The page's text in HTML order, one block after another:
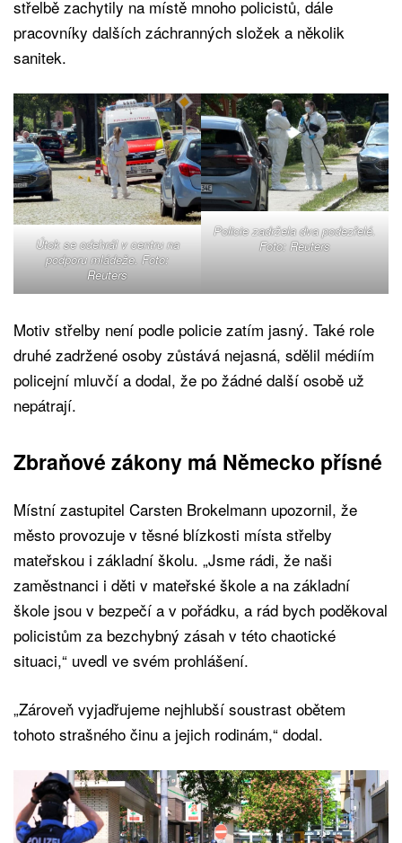
střelbě zachytily na místě mnoho policistů, dále
pracovníky dalších záchranných složek a několik
sanitek.
Útok se odehrál v centru na
podporu mládeže. Foto:
Reuters
Policie zadržela dva podezřelé.
Foto: Reuters
Motiv střelby není podle policie zatím jasný. Také role
druhé zadržené osoby zůstává nejasná, sdělil médiím
policejní mluvčí a dodal, že po žádné další osobě už
nepátrají.
Zbraňové zákony má Německo přísné
Místní zastupitel Carsten Brokelmann upozornil, že
město provozuje v těsné blízkosti místa střelby
mateřskou i základní školu. „Jsme rádi, že naši
zaměstnanci i děti v mateřské škole a na základní
škole jsou v bezpečí a v pořádku, a rád bych poděkoval
policistům za bezchybný zásah v této chaotické
situaci,“ uvedl ve svém prohlášení.
„Zároveň vyjadřujeme nejhlubší soustrast obětem
tohoto strašného činu a jejich rodinám,“ dodal.